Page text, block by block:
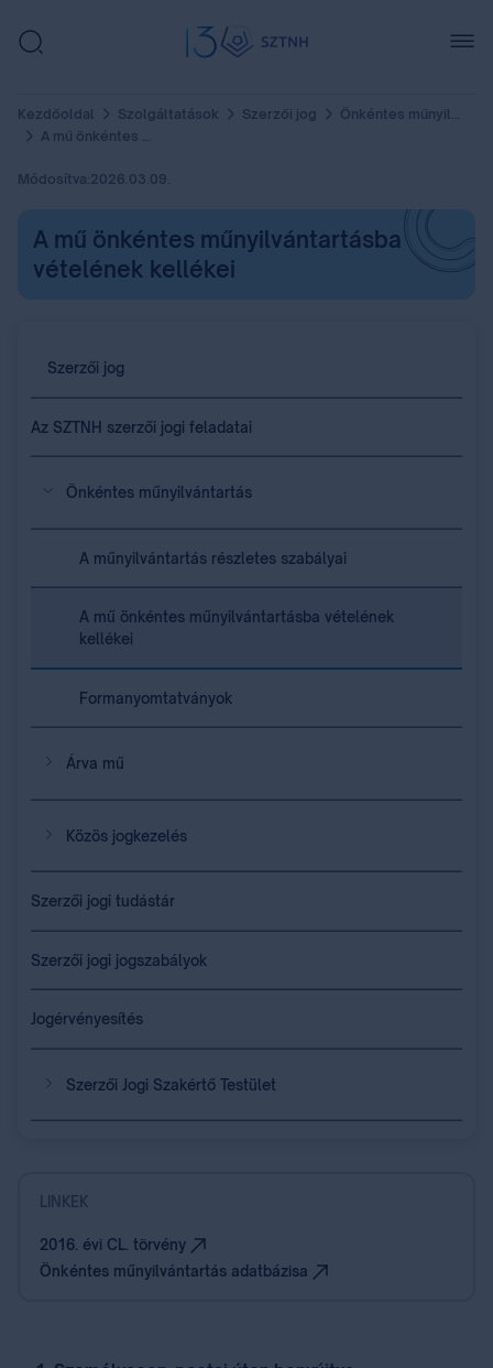
Kezdőoldal Szolgáltatások Szerzői jog
Önkéntes műnyilvántartás
A mű önkéntes műnyilvántartásba vételének kellékei
Módosítva:2026.03.09.
A mű önkéntes műnyilvántartásba
vételének kellékei
Szerzői jog
Az SZTNH szerzői jogi feladatai
Önkéntes műnyilvántartás
A műnyilvántartás részletes szabályai
A mű önkéntes műnyilvántartásba vételének
kellékei
Formanyomtatványok
Árva mű
Közös jogkezelés
Szerzői jogi tudástár
Szerzői jogi jogszabályok
Jogérvényesítés
Szerzői Jogi Szakértő Testület
LINKEK
2016. évi CL. törvény
Önkéntes műnyilvántartás adatbázisa